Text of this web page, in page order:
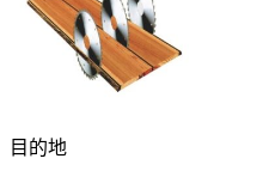
目的地